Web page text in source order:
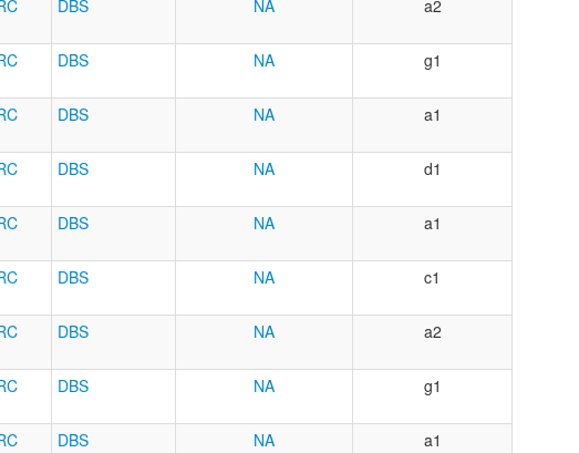
DBS NA a2
DBS NA g1
DBS NA a1
DBS NA d1
DBS NA a1
DBS NA c1
DBS NA a2
DBS NA g1
DBS NA a1